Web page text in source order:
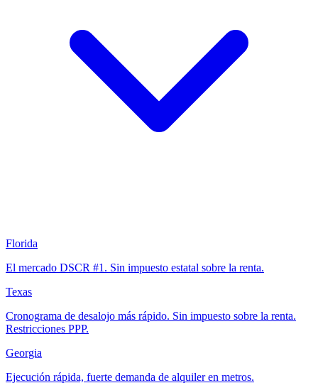
Florida
El mercado DSCR #1. Sin impuesto estatal sobre la renta.
Texas
Cronograma de desalojo más rápido. Sin impuesto sobre la renta.
Restricciones PPP.
Georgia
Ejecución rápida, fuerte demanda de alquiler en metros.